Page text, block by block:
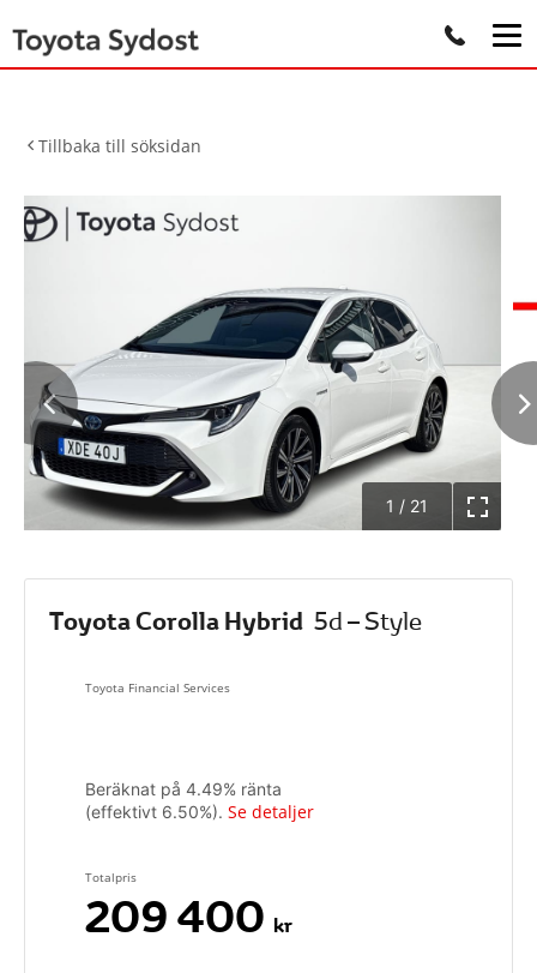
Tillbaka till söksidan
1 / 21
Toyota Corolla Hybrid 5d – Style
Toyota Financial Services
Beräknat på 4.49% ränta
(effektivt 6.50%). Se detaljer
Totalpris
209 400 kr